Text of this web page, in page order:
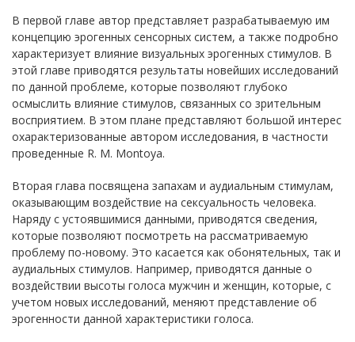
В первой главе автор представляет разрабатываемую им
концепцию эрогенных сенсорных систем, а также подробно
характеризует влияние визуальных эрогенных стимулов. В
этой главе приводятся результаты новейших исследований
по данной проблеме, которые позволяют глубоко
осмыслить влияние стимулов, связанных со зрительным
восприятием. В этом плане представляют большой интерес
охарактеризованные автором исследования, в частности
проведенные R. M. Montoya.
Вторая глава посвящена запахам и аудиальным стимулам,
оказывающим воздействие на сексуальность человека.
Наряду с устоявшимися данными, приводятся сведения,
которые позволяют посмотреть на рассматриваемую
проблему по-новому. Это касается как обонятельных, так и
аудиальных стимулов. Например, приводятся данные о
воздействии высоты голоса мужчин и женщин, которые, с
учетом новых исследований, меняют представление об
эрогенности данной характеристики голоса.